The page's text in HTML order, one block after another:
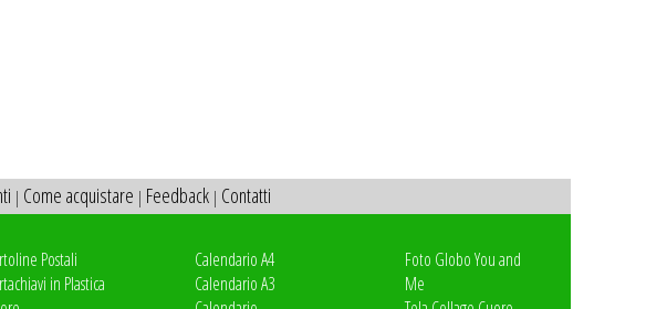
| Come acquistare | Feedback | Contatti
Postali
in Plastica
Calendario A4
Calendario A3
Foto Globo You and
Me